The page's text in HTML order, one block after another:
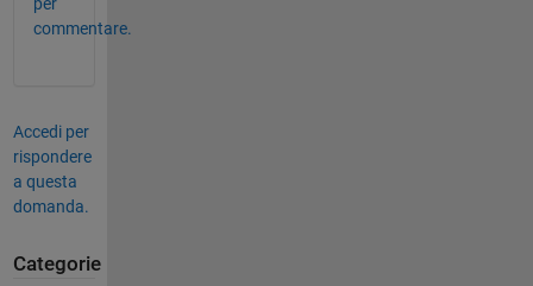
commentare.
Accedi per
rispondere
a questa
domanda.
Categorie